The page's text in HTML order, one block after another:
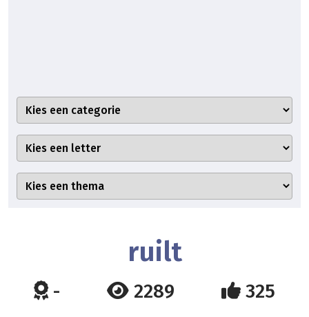
ruilt
- 2289 325